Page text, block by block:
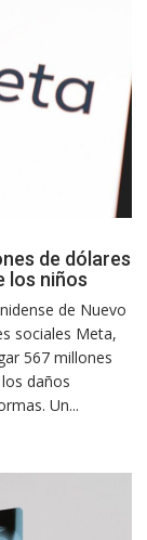
de dólares
los niños
de Nuevo
sociales Meta,
567 millones
daños
Un...